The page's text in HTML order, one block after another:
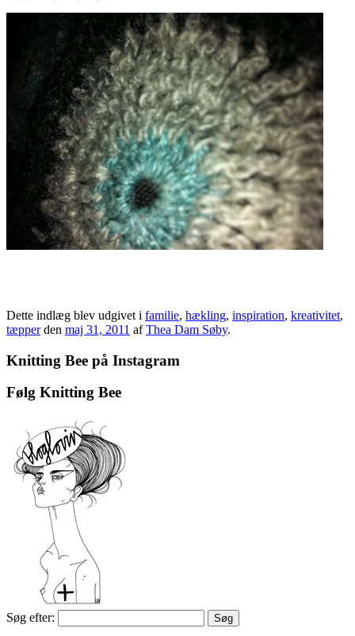
Dette indlæg blev udgivet i familie, hækling, inspiration, kreativitet,
tæpperden maj 31, 2011 afThea Dam Søby.
Knitting Bee på Instagram
Følg Knitting Bee
Søg efter: